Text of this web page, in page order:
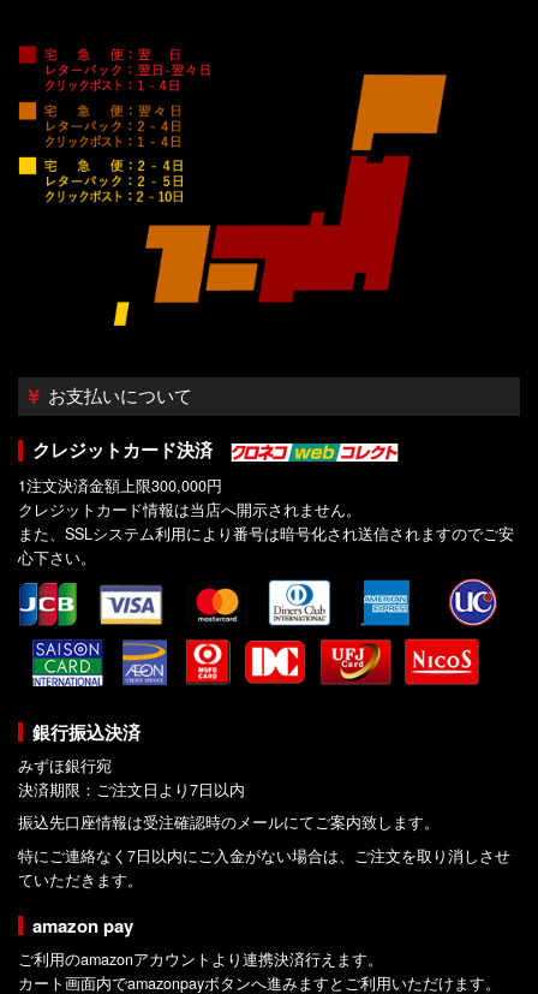
お支払いについて
クレジットカード決済
1注文決済金額上限300,000円
クレジットカード情報は当店へ開示されません。
また、SSLシステム利用により番号は暗号化され送信されますのでご安
心下さい。
銀行振込決済
みずほ銀行宛
決済期限：ご注文日より7日以内
振込先口座情報は受注確認時のメールにてご案内致します。
特にご連絡なく7日以内にご入金がない場合は、ご注文を取り消しさせ
ていただきます。
amazon pay
ご利用のamazonアカウントより連携決済行えます。
カート画面内でamazonpayボタンへ進みますとご利用いただけます。